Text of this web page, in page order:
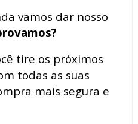
vamos dar nosso
tire os próximos
todas as suas
mais segura e